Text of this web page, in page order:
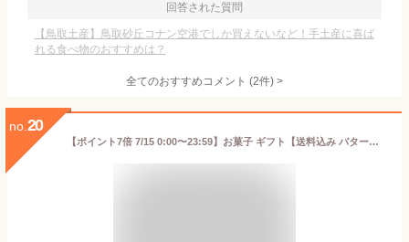
回答された質問
【鳥取土産】鳥取砂丘コナン空港でしか買えないなど！手土産に喜ば
れる食べ物のおすすめは？
全てのおすすめコメント (2件) >
no. 20
【ポイント7倍 7/15 0:00〜23:59】お菓子 ギフト【送料込み バターフィナンシェ12個入】 個包装 スイーツ フィナンシェ 焼き菓子 洋菓子 内祝 お祝 出産祝 お礼 おしゃれ 退職 菓子折り ご挨拶 ギフト バターバトラー お供え お中元 御中元 夏ギフト 暑中見舞い